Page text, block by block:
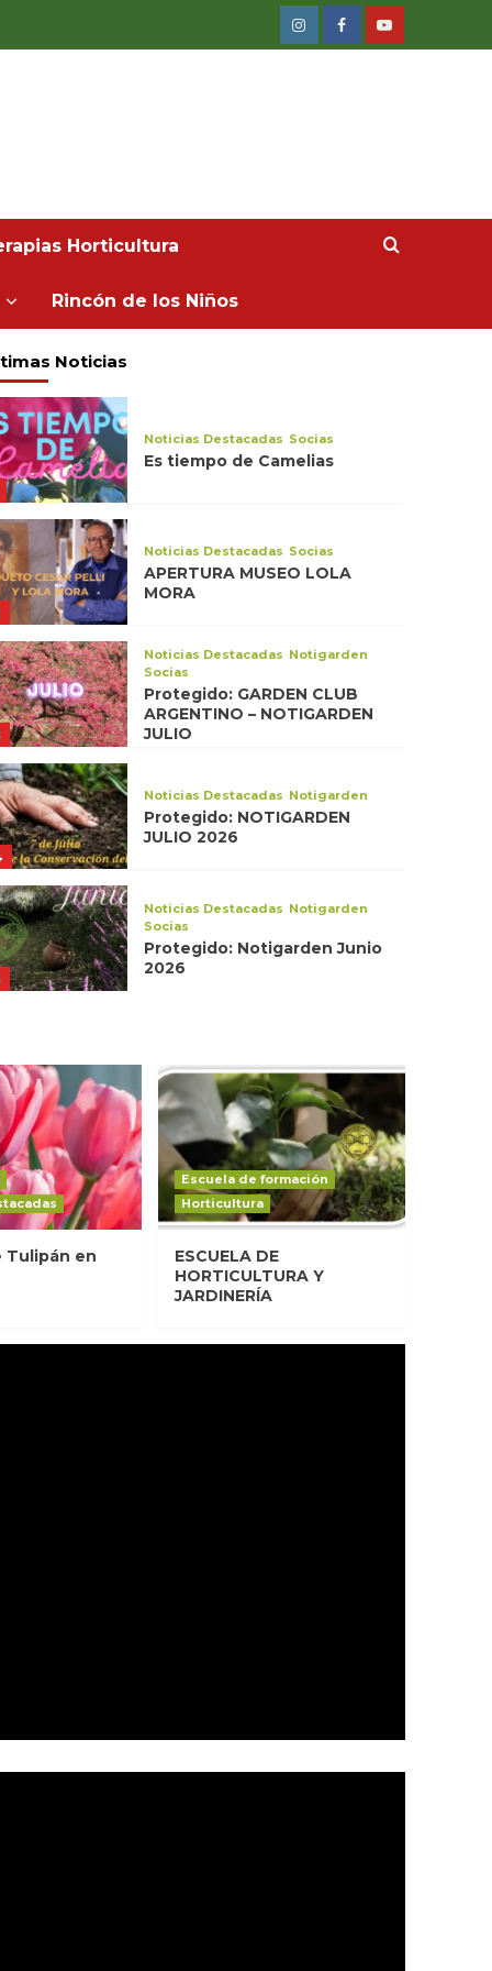
Horticultura
Rincón de los Niños
Noticias
Noticias Destacadas Socias
Es tiempo de Camelias
Noticias Destacadas Socias
APERTURA MUSEO LOLA
MORA
Noticias Destacadas Notigarden
Socias
Protegido: GARDEN CLUB
ARGENTINO – NOTIGARDEN
JULIO
Noticias Destacadas Notigarden
Protegido: NOTIGARDEN
JULIO 2026
Noticias Destacadas Notigarden
Socias
Protegido: Notigarden Junio
2026
Tulipán en
Escuela de formación
Horticultura
ESCUELA DE
HORTICULTURA Y
JARDINERÍA